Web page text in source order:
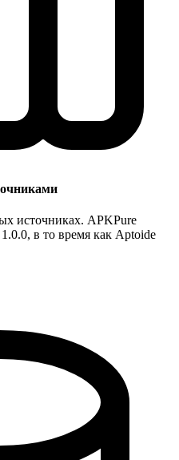
источниках. APKPure
в то время как Aptoide